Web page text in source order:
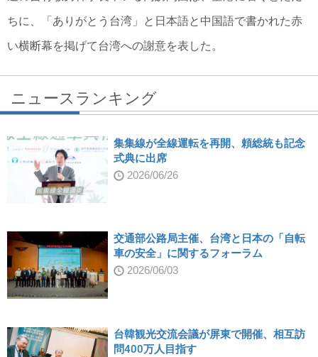
ちに、「ありがとう台湾」と日本語と中国語で書かれた赤
い横断幕を掲げて台湾への謝意を表した。
ニュースランキング
集集線が全線運転を再開、頼総統も記念
式典に出席
2026/06/26
交通部公路局主催、台湾と日本の「自転
車の安全」に関するフォーラム
2026/06/03
台韓観光交流会議が屏東で開催、相互訪
問400万人目指す